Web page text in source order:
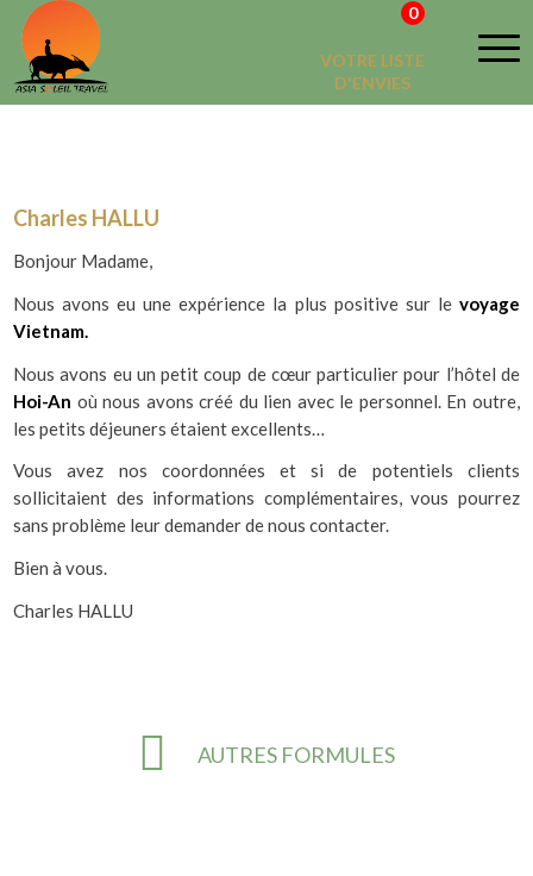
VOTRE LISTE
D'ENVIES
0
TÉMOIGNAGES
Charles HALLU
Bonjour Madame,
Nous avons eu une expérience la plus positive sur le voyage
Vietnam.
Nous avons eu un petit coup de cœur particulier pour l’hôtel de
Hoi-An où nous avons créé du lien avec le personnel. En outre,
les petits déjeuners étaient excellents…
Vous avez nos coordonnées et si de potentiels clients
sollicitaient des informations complémentaires, vous pourrez
sans problème leur demander de nous contacter.
Bien à vous.
Charles HALLU
AUTRES FORMULES